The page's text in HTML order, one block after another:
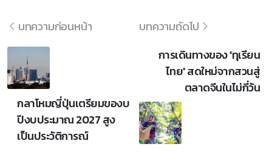
บทความก่อนหน้า
กลาโหมญี่ปุ่นเตรียมของบ
ปีงบประมาณ 2027 สูง
เป็นประวัติการณ์
บทความถัดไป
การเดินทางของ 'ทุเรียน
ไทย' สดใหม่จากสวนสู่
ตลาดจีนในไม่กี่วัน